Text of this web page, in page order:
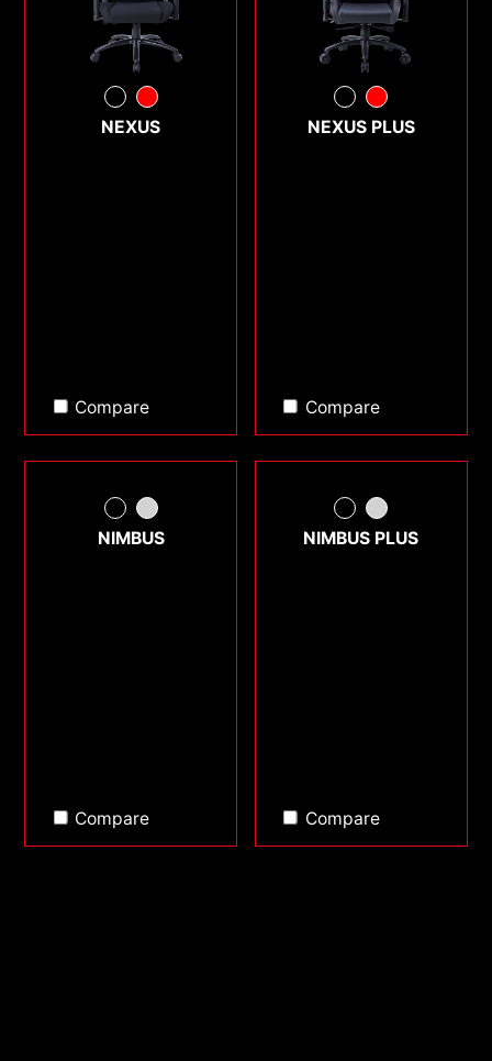
NEXUS
Compare
NEXUS PLUS
Compare
NIMBUS
Compare
NIMBUS PLUS
Compare